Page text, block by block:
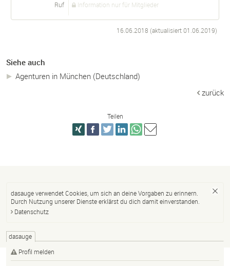
Ruf Information nur für Mitglieder
16.06.2018 (aktualisiert01.06.2019)
Siehe auch
Agenturen in München (Deutschland)
zurück
Teilen
dasauge verwendet Cookies, um sich an deine Vorgaben zu erinnern.
Durch Nutzung unserer Dienste erklärst du dich damit einverstanden.
Datenschutz
dasauge
Profil melden